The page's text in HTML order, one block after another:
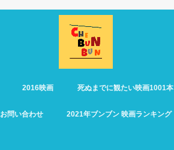
2016映画 死ぬまでに観たい映画1001本
お問い合わせ 2021年ブンブン 映画ランキング